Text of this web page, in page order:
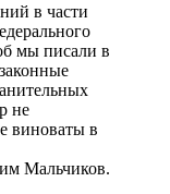
в части
мы писали в
не
виноваты в
Мальчиков.